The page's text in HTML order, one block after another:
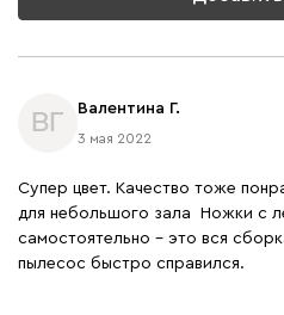
ВГ
Валентина Г.
3 мая 2022
Супер цвет. Качество тоже
для небольшого зала Ножки с
самостоятельно - это вся
пылесос быстро справился.